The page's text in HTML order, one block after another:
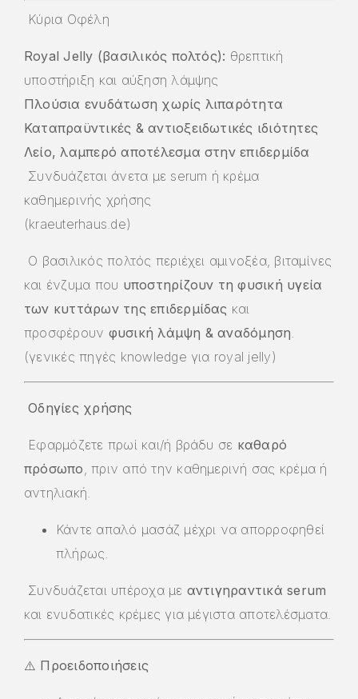
Κύρια Οφέλη
Royal Jelly (βασιλικός πολτός): θρεπτική
υποστήριξη και αύξηση λάμψης
Πλούσια ενυδάτωση χωρίς λιπαρότητα
Καταπραϋντικές & αντιοξειδωτικές ιδιότητες
Λείο, λαμπερό αποτέλεσμα στην επιδερμίδα
Συνδυάζεται άνετα με serum ή κρέμα
καθημερινής χρήσης
(kraeuterhaus.de)
Ο βασιλικός πολτός περιέχει αμινοξέα, βιταμίνες
και ένζυμα που υποστηρίζουν τη φυσική υγεία
των κυττάρων της επιδερμίδας και
προσφέρουν φυσική λάμψη & αναδόμηση.
(γενικές πηγές knowledge για royal jelly)
Οδηγίες χρήσης
Εφαρμόζετε πρωί και/ή βράδυ σε καθαρό
πρόσωπο , πριν από την καθημερινή σας κρέμα ή
αντηλιακή.
Κάντε απαλό μασάζ μέχρι να απορροφηθεί
πλήρως.
Συνδυάζεται υπέροχα με αντιγηραντικά serum
και ενυδατικές κρέμες για μέγιστα αποτελέσματα.
⚠️ Προειδοποιήσεις